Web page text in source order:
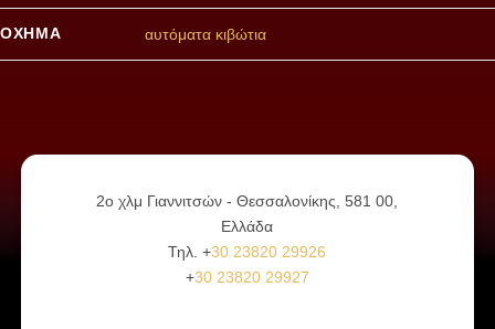
ΌΧΗΜΑ αυτόματα κιβώτια
2ο χλμ Γιαννιτσών - Θεσσαλονίκης, 581 00,
Ελλάδα
Τηλ. +30 23820 29926
+30 23820 29927